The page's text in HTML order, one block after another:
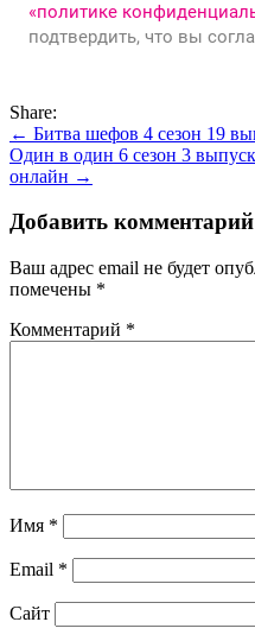
Share:
Навигация
по
← Битва шефов 4 сезон 19
Один в один 6 сезон 3
онлайн →
Добавить комментарий
Ваш адрес email не будет
помечены *
Комментарий *
Имя *
Email *
Сайт